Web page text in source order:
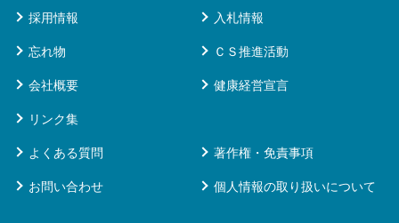
採用情報 入札情報
忘れ物 ＣＳ推進活動
会社概要 健康経営宣言
リンク集
よくある質問 著作権・免責事項
お問い合わせ 個人情報の取り扱いについて